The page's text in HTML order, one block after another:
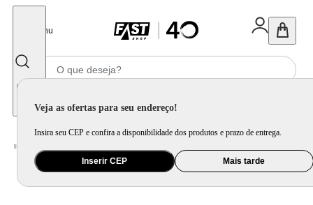
Menu
Veja as ofertas para seu endereço!
Insira seu CEP e confira a disponibilidade dos produtos e prazo de entrega.
Inserir CEP Mais tarde
Home